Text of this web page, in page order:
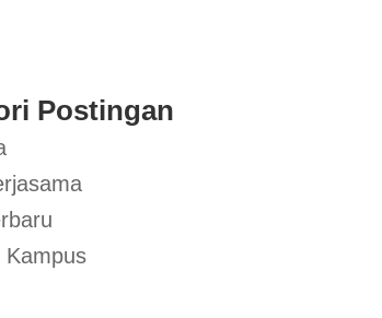
Postingan
Kampus